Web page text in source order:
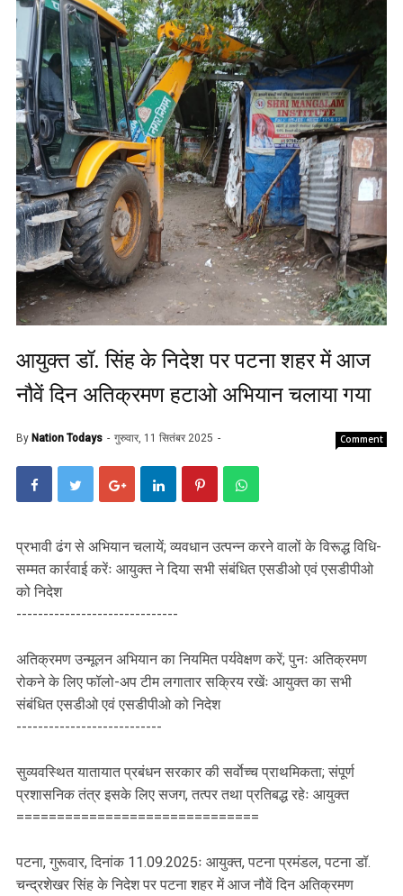
आयुक्त डॉ. सिंह के निदेश पर पटना शहर में आज
नौवें दिन अतिक्रमण हटाओ अभियान चलाया गया
By Nation Todays गुरुवार, 11 सितंबर 2025 Comment
प्रभावी ढंग से अभियान चलायें; व्यवधान उत्पन्न करने वालों के विरूद्ध विधि-
सम्मत कार्रवाई करेंः आयुक्त ने दिया सभी संबंधित एसडीओ एवं एसडीपीओ
को निदेश
------------------------------
अतिक्रमण उन्मूलन अभियान का नियमित पर्यवेक्षण करें; पुनः अतिक्रमण
रोकने के लिए फॉलो-अप टीम लगातार सक्रिय रखेंः आयुक्त का सभी
संबंधित एसडीओ एवं एसडीपीओ को निदेश
---------------------------
सुव्यवस्थित यातायात प्रबंधन सरकार की सर्वाेच्च प्राथमिकता; संपूर्ण
प्रशासनिक तंत्र इसके लिए सजग, तत्पर तथा प्रतिबद्ध रहेः आयुक्त
==============================
पटना, गुरूवार, दिनांक 11.09.2025ः आयुक्त, पटना प्रमंडल, पटना डॉ.
चन्द्रशेखर सिंह के निदेश पर पटना शहर में आज नौवें दिन अतिक्रमण